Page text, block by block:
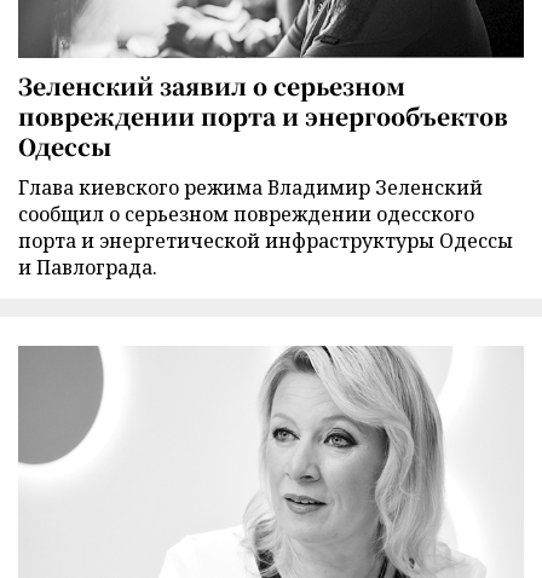
Зеленский заявил о серьезном
повреждении порта и энергообъектов
Одессы
Глава киевского режима Владимир Зеленский
сообщил о серьезном повреждении одесского
порта и энергетической инфраструктуры Одессы
и Павлограда.